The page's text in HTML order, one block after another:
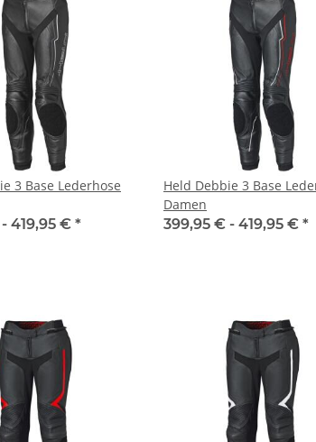
3 Base Lederhose
419,95 € *
Held Debbie 3 Base
Damen
399,95 € - 419,95 € *